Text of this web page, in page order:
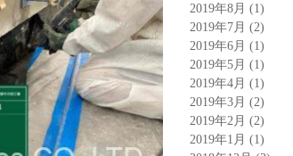
2019年8月 (1)
2019年7月 (2)
2019年6月 (1)
2019年5月 (1)
2019年4月 (1)
2019年3月 (2)
2019年2月 (2)
2019年1月 (1)